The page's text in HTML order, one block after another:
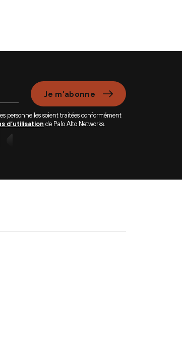
Je m’abonne
personnelles soient traitées conformément
d’utilisation de Palo Alto Networks.